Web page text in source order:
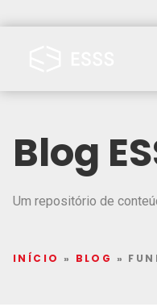
Blog
Um repositório de
INÍCIO » BLOG »